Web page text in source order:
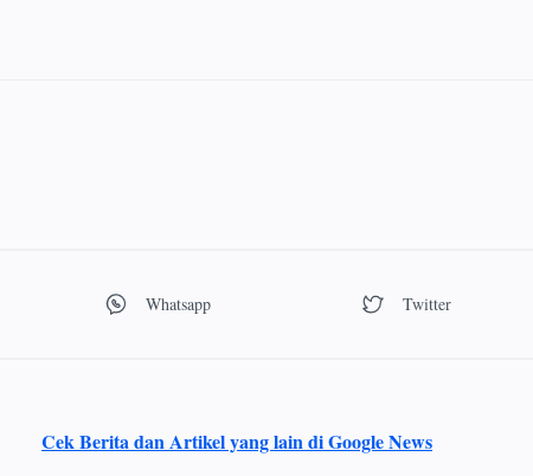
Cek Berita dan Artikel yang lain di Google News